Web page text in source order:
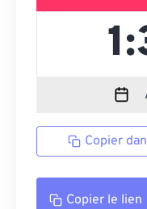
Copier
Copier le lien